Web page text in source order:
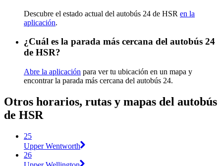
Descubre el estado actual del autobús 24 de HSR en la
aplicación.
¿Cuál es la parada más cercana del autobús 24
de HSR?
Abre la aplicación para ver tu ubicación en un mapa y
encontrar la parada más cercana del autobús 24.
Otros horarios, rutas y mapas del autobús
de HSR
25
Upper Wentworth
26